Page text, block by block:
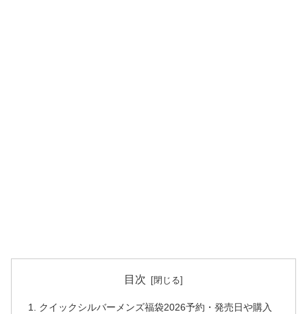
目次
クイックシルバーメンズ福袋2026予約・発売日や購入